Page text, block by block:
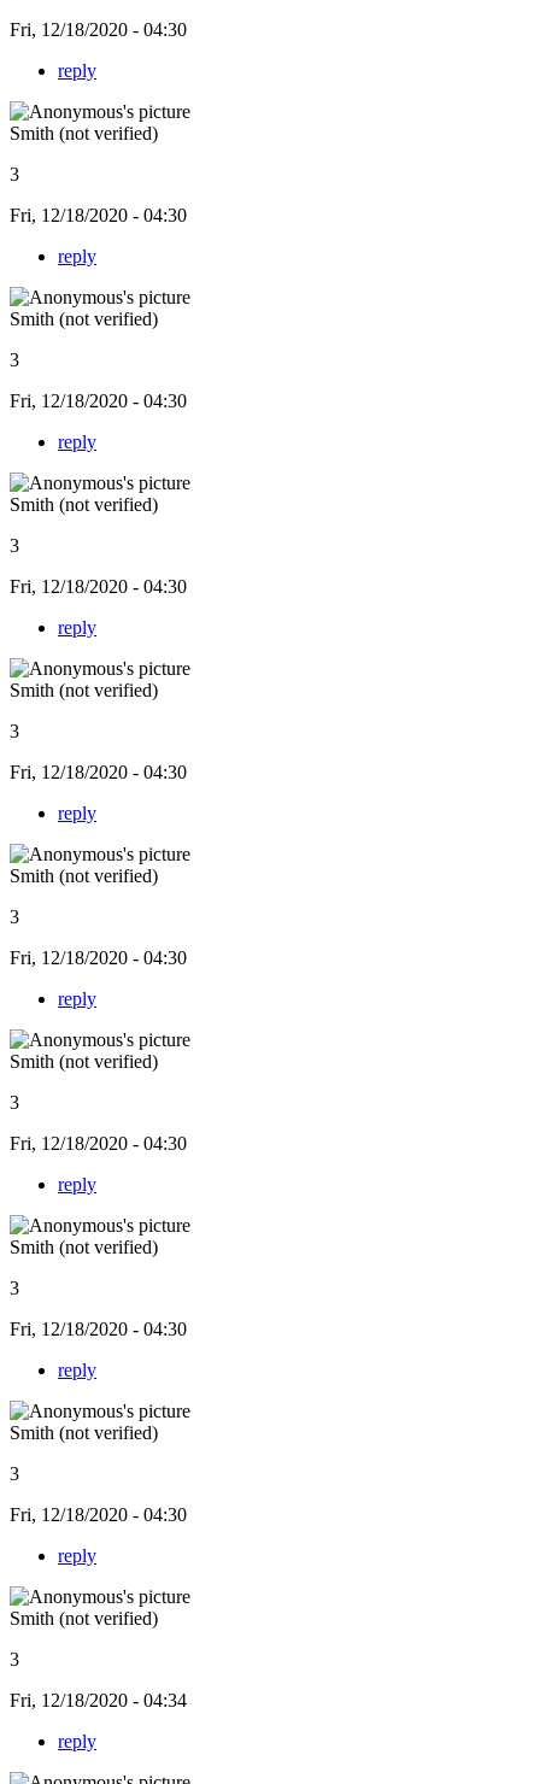
Fri, 12/18/2020 - 04:30
reply
Smith (not verified)
3
Fri, 12/18/2020 - 04:30
reply
Smith (not verified)
3
Fri, 12/18/2020 - 04:30
reply
Smith (not verified)
3
Fri, 12/18/2020 - 04:30
reply
Smith (not verified)
3
Fri, 12/18/2020 - 04:30
reply
Smith (not verified)
3
Fri, 12/18/2020 - 04:30
reply
Smith (not verified)
3
Fri, 12/18/2020 - 04:30
reply
Smith (not verified)
3
Fri, 12/18/2020 - 04:30
reply
Smith (not verified)
3
Fri, 12/18/2020 - 04:30
reply
Smith (not verified)
3
Fri, 12/18/2020 - 04:34
reply